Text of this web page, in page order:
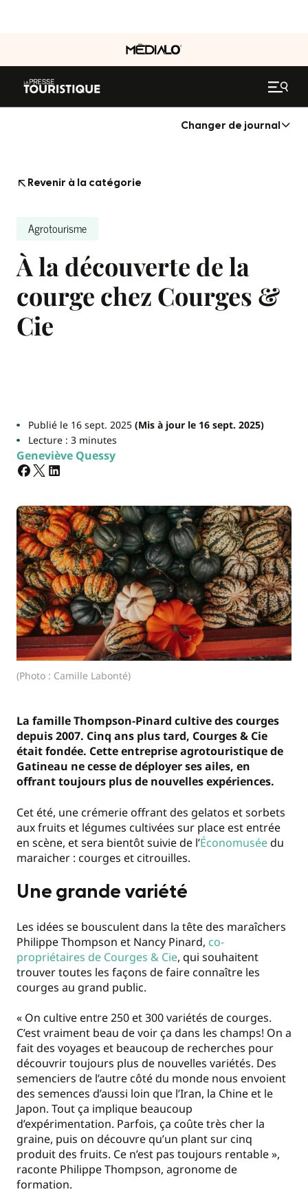
Changer de journal
Revenir à la catégorie
Agrotourisme
À la découverte de la
courge chez Courges &
Cie
Publié le 16 sept. 2025(Mis à jour le 16 sept. 2025)
Lecture : 3 minutes
Geneviève Quessy
(Photo : Camille Labonté)
La famille Thompson-Pinard cultive des courges
depuis 2007. Cinq ans plus tard, Courges & Cie
était fondée. Cette entreprise agrotouristique de
Gatineau ne cesse de déployer ses ailes, en
offrant toujours plus de nouvelles expériences.
Cet été, une crémerie offrant des gelatos et sorbets
aux fruits et légumes cultivées sur place est entrée
en scène, et sera bientôt suivie de l’Économuséedu
maraicher : courges et citrouilles.
Une grande variété
Les idées se bousculent dans la tête des maraîchers
Philippe Thompson et Nancy Pinard, co-
propriétaires de Courges & Cie, qui souhaitent
trouver toutes les façons de faire connaître les
courges au grand public.
« On cultive entre 250 et 300 variétés de courges.
C’est vraiment beau de voir ça dans les champs! On a
fait des voyages et beaucoup de recherches pour
découvrir toujours plus de nouvelles variétés. Des
semenciers de l’autre côté du monde nous envoient
des semences d’aussi loin que l’Iran, la Chine et le
Japon. Tout ça implique beaucoup
d’expérimentation. Parfois, ça coûte très cher la
graine, puis on découvre qu’un plant sur cinq
produit des fruits. Ce n’est pas toujours rentable »,
raconte Philippe Thompson, agronome de
formation.